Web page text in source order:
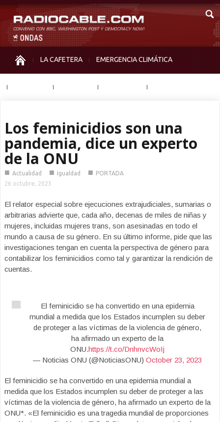
LA CAFETERA EMERGENCIA CLIMÁTICA
Los feminicidios son una
pandemia, dice un experto
de la ONU
■ Actualidad ■ Igualdad ■ PORTADA
26 octubre, 2023
El relator especial sobre ejecuciones extrajudiciales, sumarias o
arbitrarias advierte que, cada año, decenas de miles de niñas y
mujeres, incluidas mujeres trans, son asesinadas en todo el
mundo a causa de su género. En su último informe, pide que las
investigaciones tengan en cuenta la perspectiva de género para
contabilizar los feminicidios como tal y garantizar la rendición de
cuentas.
El feminicidio se ha convertido en una epidemia
mundial a medida que los Estados incumplen su deber
de proteger a las víctimas de la violencia de género,
ha afirmado un experto de la
ONU.https://t.co/DnhnvcWoIj
— Noticias ONU (@NoticiasONU) October 23, 2023
El feminicidio se ha convertido en una epidemia mundial a
medida que los Estados incumplen su deber de proteger a las
víctimas de la violencia de género, ha afirmado un experto de la
ONU*. «El feminicidio es una tragedia mundial de proporciones